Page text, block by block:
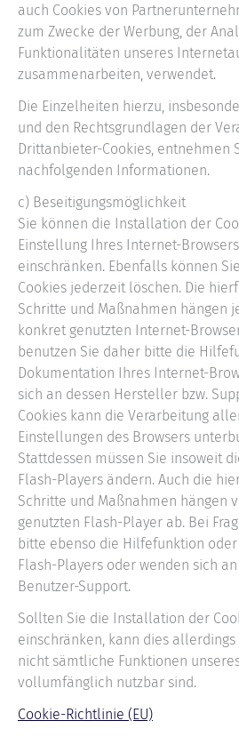
auch Cookies von
zum Zwecke der Werbung, der
Funktionalitäten unseres
zusammenarbeiten, verwendet.
Die Einzelheiten hierzu,
und den Rechtsgrundlagen der
Drittanbieter-Cookies, entnehmen
nachfolgenden Informationen.
c) Beseitigungsmöglichkeit
Sie können die Installation der
Einstellung Ihres Internet-
einschränken. Ebenfalls können
Cookies jederzeit löschen. Die
Schritte und Maßnahmen hängen
konkret genutzten Internet-
benutzen Sie daher bitte die
Dokumentation Ihres Internet-
sich an dessen Hersteller bzw.
Cookies kann die Verarbeitung
Einstellungen des Browsers
Stattdessen müssen Sie insoweit
Flash-Players ändern. Auch die
Schritte und Maßnahmen hängen
genutzten Flash-Player ab. Bei
bitte ebenso die Hilfefunktion
Flash-Players oder wenden sich
Benutzer-Support.
Sollten Sie die Installation der
einschränken, kann dies
nicht sämtliche Funktionen
vollumfänglich nutzbar sind.
Cookie-Richtlinie (EU)